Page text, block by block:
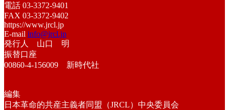
電話 03-3372-9401
FAX 03-3372-9402
https://www.jrcl.jp
E-mail info@jrcl.jp
発行人 山口 明
振替口座
00860-4-156009 新時代社
編集
日本革命的共産主義者同盟（JRCL）中央委員会